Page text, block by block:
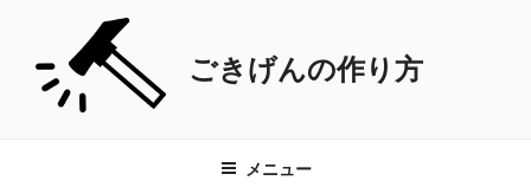
ごきげんの作り方
メニュー